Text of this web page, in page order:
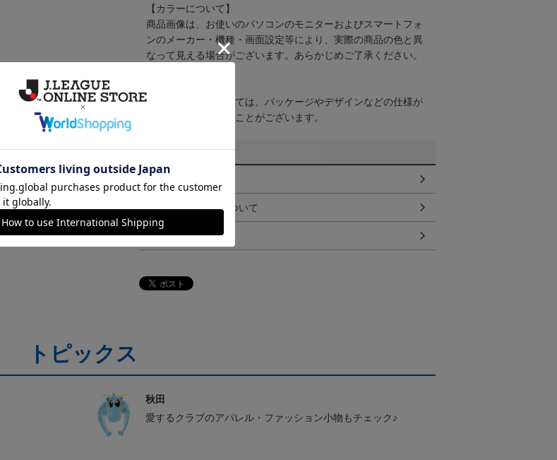
【カラーについて】
商品画像は、お使いのパソコンのモニターおよびスマートフォ
ンのメーカー・機種・画面設定等により、実際の商品の色と異
なって見える場合がございます。あらかじめご了承ください。
取り扱い商品によっては、パッケージやデザインなどの仕様が
予告なく変更になることがございます。
ギフト対応について
ヘルプページ
トピックス
秋田
愛するクラブのアパレル・ファッション小物もチェック♪